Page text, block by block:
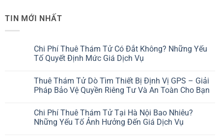
TIN MỚI NHẤT
Chi Phí Thuê Thám Tử Có Đắt Không? Những Yếu
Tố Quyết Định Mức Giá Dịch Vụ
Thuê Thám Tử Dò Tìm Thiết Bị Định Vị GPS – Giải
Pháp Bảo Vệ Quyền Riêng Tư Và An Toàn Cho Bạn
Chi Phí Thuê Thám Tử Tại Hà Nội Bao Nhiêu?
Những Yếu Tố Ảnh Hưởng Đến Giá Dịch Vụ